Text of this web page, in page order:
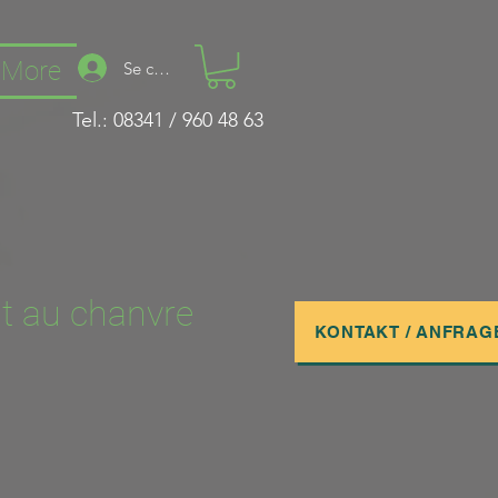
More Se connecter
Tel.: 08341 / 960 48 63
au chanvre KONTAKT /